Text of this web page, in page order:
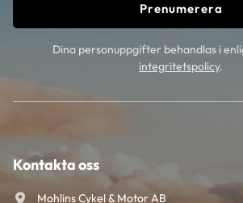
Prenumerera
Dina personuppgifter behandlas i
integritetspolicy.
Kontakta oss
Mohlins Cykel & Motor AB